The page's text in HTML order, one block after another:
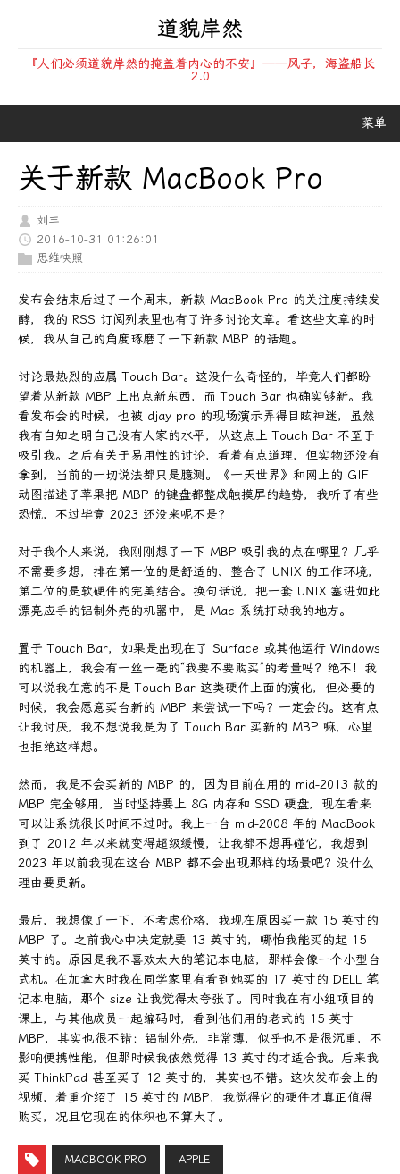
道貌岸然
『人们必须道貌岸然的掩盖着内心的不安』——风子，海盗船长
2.0
菜单
关于新款 MacBook Pro
刘丰
2016-10-31 01:26:01
思维快照
发布会结束后过了一个周末，新款 MacBook Pro 的关注度持续发
酵，我的 RSS 订阅列表里也有了许多讨论文章。看这些文章的时
候，我从自己的角度琢磨了一下新款 MBP 的话题。
讨论最热烈的应属 Touch Bar。这没什么奇怪的，毕竟人们都盼
望着从新款 MBP 上出点新东西，而 Touch Bar 也确实够新。我
看发布会的时候，也被 djay pro 的现场演示弄得目眩神迷，虽然
我有自知之明自己没有人家的水平，从这点上 Touch Bar 不至于
吸引我。之后有关于易用性的讨论，看着有点道理，但实物还没有
拿到，当前的一切说法都只是臆测。《一天世界》和网上的 GIF
动图描述了苹果把 MBP 的键盘都整成触摸屏的趋势，我听了有些
恐慌，不过毕竟 2023 还没来呢不是？
对于我个人来说，我刚刚想了一下 MBP 吸引我的点在哪里？几乎
不需要多想，排在第一位的是舒适的、整合了 UNIX 的工作环境，
第二位的是软硬件的完美结合。换句话说，把一套 UNIX 塞进如此
漂亮应手的铝制外壳的机器中，是 Mac 系统打动我的地方。
置于 Touch Bar，如果是出现在了 Surface 或其他运行 Windows
的机器上，我会有一丝一毫的“我要不要购买”的考量吗？绝不！我
可以说我在意的不是 Touch Bar 这类硬件上面的演化，但必要的
时候，我会愿意买台新的 MBP 来尝试一下吗？一定会的。这有点
让我讨厌，我不想说我是为了 Touch Bar 买新的 MBP 嘛，心里
也拒绝这样想。
然而，我是不会买新的 MBP 的，因为目前在用的 mid-2013 款的
MBP 完全够用，当时坚持要上 8G 内存和 SSD 硬盘，现在看来
可以让系统很长时间不过时。我上一台 mid-2008 年的 MacBook
到了 2012 年以来就变得超级缓慢，让我都不想再碰它，我想到
2023 年以前我现在这台 MBP 都不会出现那样的场景吧？没什么
理由要更新。
最后，我想像了一下，不考虑价格，我现在原因买一款 15 英寸的
MBP 了。之前我心中决定就要 13 英寸的，哪怕我能买的起 15
英寸的。原因是我不喜欢太大的笔记本电脑，那样会像一个小型台
式机。在加拿大时我在同学家里有看到她买的 17 英寸的 DELL 笔
记本电脑，那个 size 让我觉得太夸张了。同时我在有小组项目的
课上，与其他成员一起编码时，看到他们用的老式的 15 英寸
MBP，其实也很不错：铝制外壳，非常薄，似乎也不是很沉重，不
影响便携性能，但那时候我依然觉得 13 英寸的才适合我。后来我
买 ThinkPad 甚至买了 12 英寸的，其实也不错。这次发布会上的
视频，着重介绍了 15 英寸的 MBP，我觉得它的硬件才真正值得
购买，况且它现在的体积也不算大了。
MACBOOK PRO APPLE